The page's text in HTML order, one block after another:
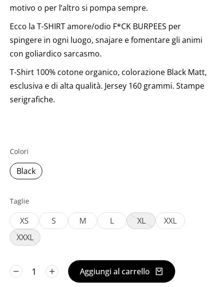
motivo o per l’altro si pompa sempre.
Ecco la T-SHIRT amore/odio F*CK BURPEES per
spingere in ogni luogo, snajare e fomentare gli animi
con goliardico sarcasmo.
T-Shirt 100% cotone organico, colorazione Black Matt,
esclusiva e di alta qualità. Jersey 160 grammi. Stampe
serigrafiche.
Colori
Black
Taglie
XS S M L XL
XXL
XXXL
Aggiungi al carrello